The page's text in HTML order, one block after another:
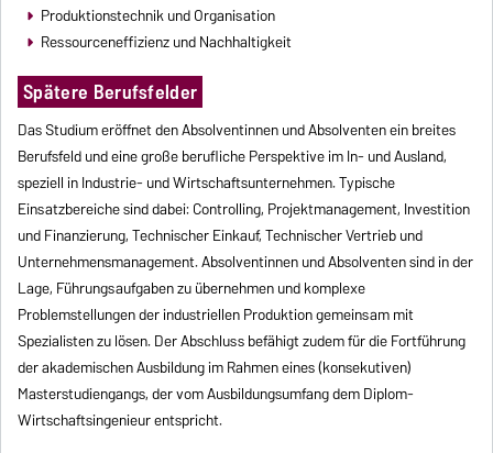
Produktionstechnik und Organisation
Ressourceneffizienz und Nachhaltigkeit
Spätere Berufsfelder
Das Studium eröffnet den Absolventinnen und Absolventen ein breites
Berufsfeld und eine große berufliche Perspektive im In- und Ausland,
speziell in Industrie- und Wirtschaftsunternehmen. Typische
Einsatzbereiche sind dabei: Controlling, Projektmanagement, Investition
und Finanzierung, Technischer Einkauf, Technischer Vertrieb und
Unternehmensmanagement. Absolventinnen und Absolventen sind in der
Lage, Führungsaufgaben zu übernehmen und komplexe
Problemstellungen der industriellen Produktion gemeinsam mit
Spezialisten zu lösen. Der Abschluss befähigt zudem für die Fortführung
der akademischen Ausbildung im Rahmen eines (konsekutiven)
Masterstudiengangs, der vom Ausbildungsumfang dem Diplom-
Wirtschaftsingenieur entspricht.